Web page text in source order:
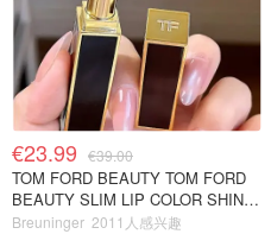
€23.99 €39.00
TOM FORD BEAUTY TOM FORD
BEAUTY SLIM LIP COLOR SHINE
口红 open back色
Breuninger 2011人感兴趣